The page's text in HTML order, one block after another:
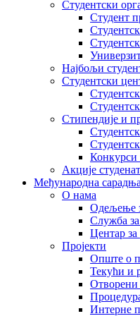
Студентски
Студент
Најбољи
Студентски
Стипендије и
Конкурси
Акције
Међународна сарадња
О нама
Одељење
Служба за
Центар за
Пројекти
Опште о
Текући и
Отворени
Интерне